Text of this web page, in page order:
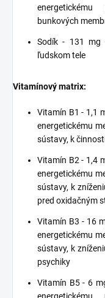
bunkových
Sodík - 131 mg
ľudskom tele
Vitamínový matrix:
Vitamín B1 - 1,1
energetickému
sústavy, k
Vitamín B2 - 1,4
energetickému
sústavy, k
pred oxidačným
Vitamín B3 - 16
energetickému
sústavy, k
psychiky
Vitamín B5 - 6